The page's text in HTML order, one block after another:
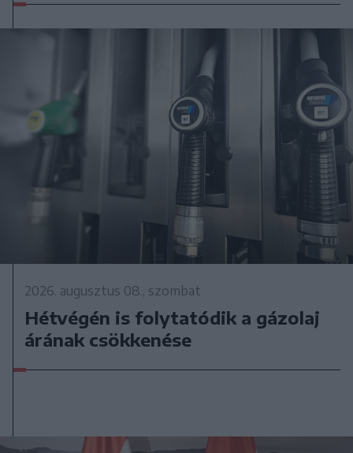
2026. augusztus 08., szombat
Hétvégén is folytatódik a gázolaj
árának csökkenése